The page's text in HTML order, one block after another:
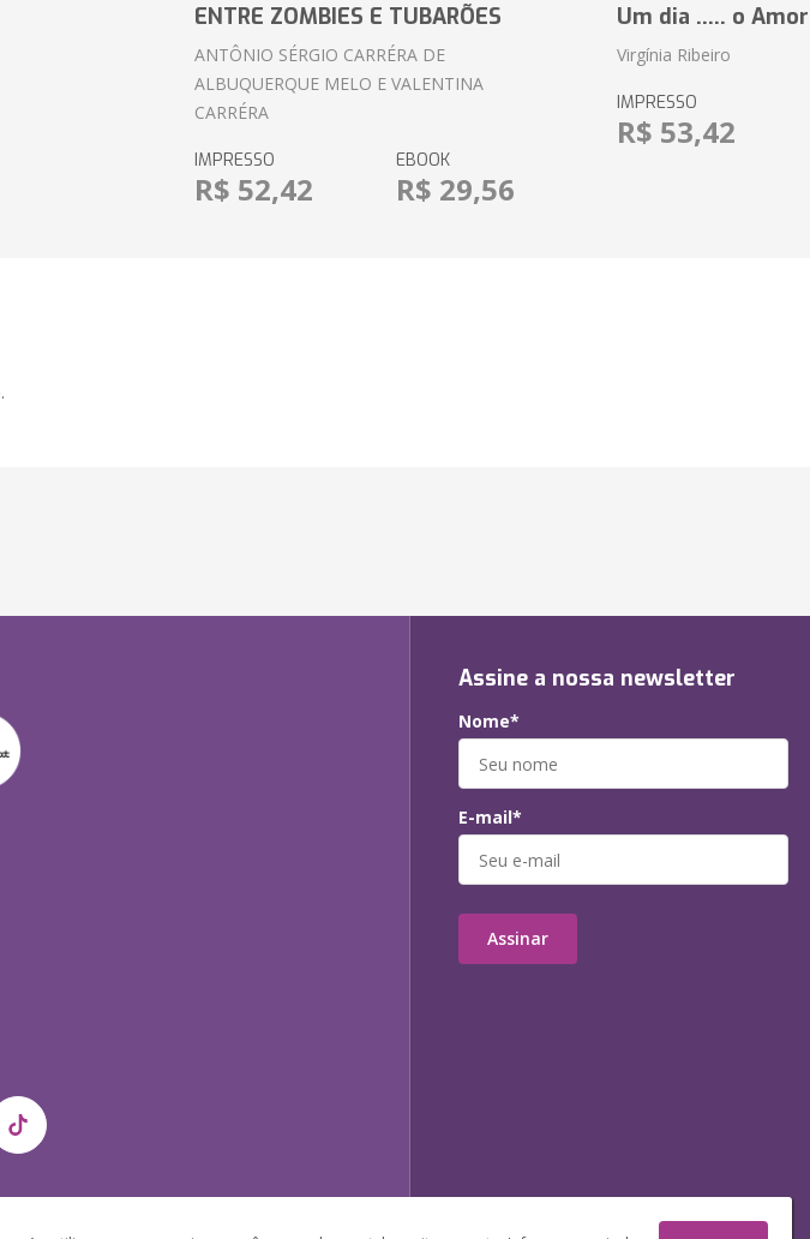
ENTRE ZOMBIES E TUBARÕES
ANTÔNIO SÉRGIO CARRÉRA DE
ALBUQUERQUE MELO E VALENTINA
CARRÉRA
IMPRESSO
R$ 52,42
EBOOK
R$ 29,56
Um dia ..... o Amor
Virgínia Ribeiro
IMPRESSO
R$ 53,42
Assine a nossa newsletter
Nome*
E-mail*
Assinar